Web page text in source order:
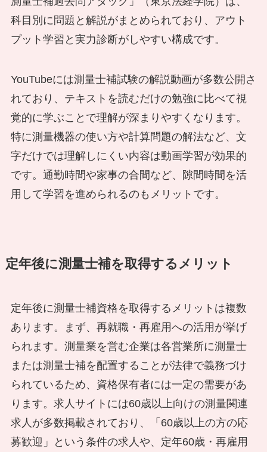
科目別に問題と解説がまとめられており、アウト
プット学習と実力診断がしやすい構成です。
YouTubeには測量士補試験の解説動画が多数公開さ
れており、テキストを読むだけの勉強に比べて視
覚的に学ぶことで理解が深まりやすくなります。
特に測量機器の使い方や計算問題の解法など、文
字だけでは理解しにくい内容は動画学習が効果的
です。通勤時間や家事の合間など、隙間時間を活
用して学習を進められるのもメリットです。
定年後に測量士補を取得するメリット
定年後に測量士補資格を取得するメリットは複数
あります。まず、再就職・再雇用への活用が挙げ
られます。測量業を営む企業は各営業所に測量士
または測量士補を配置することが法律で義務づけ
られているため、資格保有者には一定の需要があ
ります。求人サイトには60歳以上向けの測量関連
求人が多数掲載されており、「60歳以上の方の応
募歓迎」という条件の求人や、定年60歳・再雇用